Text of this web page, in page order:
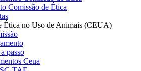
Comissão de Ética
Ética no Uso de Animais (CEUA)
passo
Ceua